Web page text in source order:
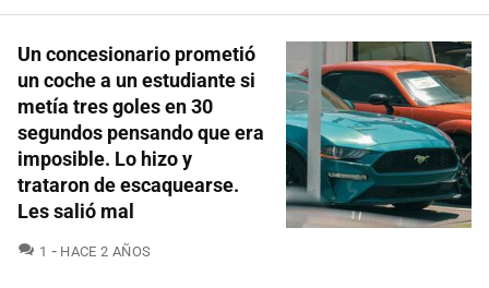
Un concesionario prometió
un coche a un estudiante si
metía tres goles en 30
segundos pensando que era
imposible. Lo hizo y
trataron de escaquearse.
Les salió mal
1 COMENTARIOS
HACE 2 AÑOS